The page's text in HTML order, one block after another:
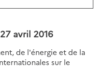
avril 2016
de l'énergie et de la
sur le